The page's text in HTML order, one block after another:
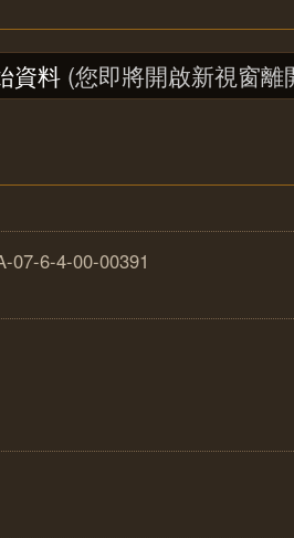
資料 (您即將開啟新視窗離
07-6-4-00-00391